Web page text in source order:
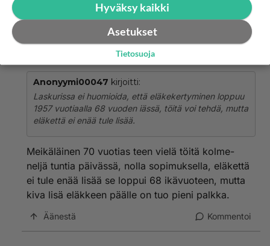
Kommentoi
Anonyymi00048
2026-07-20 10:11:08
Anonyymi00047 kirjoitti:
Laskurissa ei huomioida, että eläkekertyminen loppuu
1957 vuotiaalla 68 vuoden iässä, töitä voi tehdä, mutta
eläkettä ei enää tule lisää.
Meikäläinen 70 vuotias teen vielä töitä kolme-
neljä tuntia päivässä, nolla sopimuksella, eläkettä
ei tule enää lisää se loppui 68 ikävuoteen, mutta
kiva lisä eläkkeen päälle on tuo pieni palkka.
Äänestä Kommentoi
Hyväksy kaikki
Asetukset
Tietosuoja